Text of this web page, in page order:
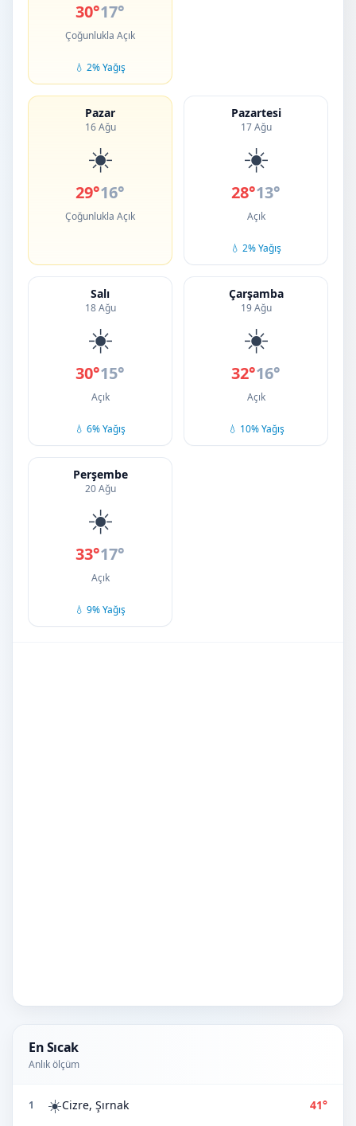
30°17°
Çoğunlukla Açık
💧 2% Yağış
Pazar
16 Ağu
☀️
29°16°
Çoğunlukla Açık
Pazartesi
17 Ağu
☀️
28°13°
Açık
💧 2% Yağış
Salı
18 Ağu
☀️
30°15°
Açık
💧 6% Yağış
Çarşamba
19 Ağu
☀️
32°16°
Açık
💧 10% Yağış
Perşembe
20 Ağu
☀️
33°17°
Açık
💧 9% Yağış
En Sıcak
Anlık ölçüm
1 ☀️Cizre, Şırnak 41°